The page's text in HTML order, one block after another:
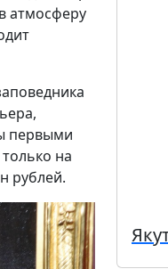
атмосферу
первыми
на
рублей.